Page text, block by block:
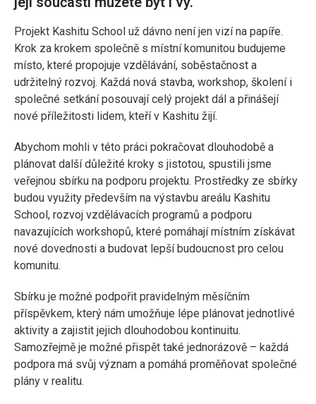
Projekt Kashitu School už dávno není jen vizí na papíře.
Krok za krokem společně s místní komunitou budujeme
místo, které propojuje vzdělávání, soběstačnost a
udržitelný rozvoj. Každá nová stavba, workshop, školení i
společné setkání posouvají celý projekt dál a přinášejí
nové příležitosti lidem, kteří v Kashitu žijí.
Abychom mohli v této práci pokračovat dlouhodobě a
plánovat další důležité kroky s jistotou, spustili jsme
veřejnou sbírku na podporu projektu. Prostředky ze sbírky
budou využity především na výstavbu areálu Kashitu
School, rozvoj vzdělávacích programů a podporu
navazujících workshopů, které pomáhají místním získávat
nové dovednosti a budovat lepší budoucnost pro celou
komunitu.
Sbírku je možné podpořit pravidelným měsíčním
příspěvkem, který nám umožňuje lépe plánovat jednotlivé
aktivity a zajistit jejich dlouhodobou kontinuitu.
Samozřejmě je možné přispět také jednorázově – každá
podpora má svůj význam a pomáhá proměňovat společné
plány v realitu.